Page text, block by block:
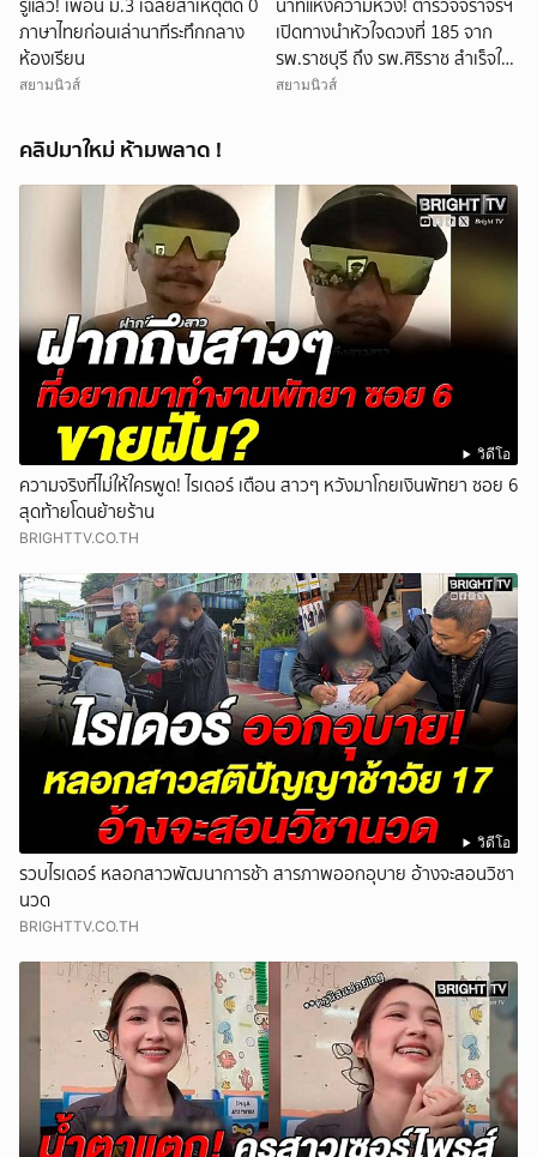
รู้แล้ว! เพื่อน ม.3 เฉลยสาเหตุติด 0
ภาษาไทยก่อนเล่านาทีระทึกกลาง
ห้องเรียน
สยามนิวส์
นาทีแห่งความหวัง! ตำรวจจราจรฯ
เปิดทางนำหัวใจดวงที่ 185 จาก
รพ.ราชบุรี ถึง รพ.ศิริราช สำเร็จใน
48 นาที
สยามนิวส์
คลิปมาใหม่ ห้ามพลาด !
วิดีโอ
ความจริงที่ไม่ให้ใครพูด! ไรเดอร์ เตือน สาวๆ หวังมาโกยเงินพัทยา ซอย 6
สุดท้ายโดนย้ายร้าน
BRIGHTTV.CO.TH
วิดีโอ
รวบไรเดอร์ หลอกสาวพัฒนาการช้า สารภาพออกอุบาย อ้างจะสอนวิชา
นวด
BRIGHTTV.CO.TH